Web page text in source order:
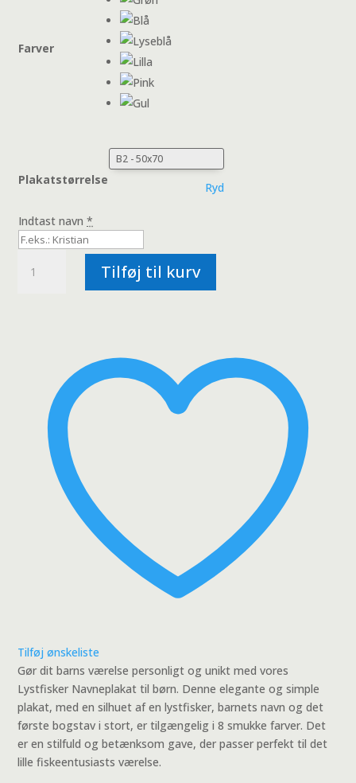
Farver
Plakatstørrelse
Ryd
Indtast navn *
Navneplakat
Tilføj til kurv
Tilføj ønskeliste
Gør dit barns værelse personligt og unikt med vores
Lystfisker Navneplakat til børn. Denne elegante og simple
plakat, med en silhuet af en lystfisker, barnets navn og det
første bogstav i stort, er tilgængelig i 8 smukke farver. Det
er en stilfuld og betænksom gave, der passer perfekt til det
lille fiskeentusiasts værelse.